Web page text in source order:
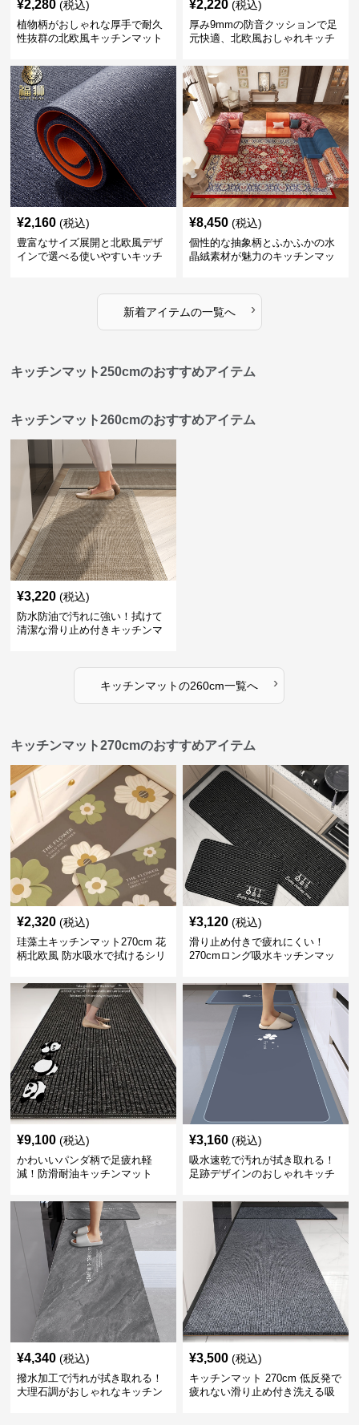
¥2,280 (税込)
植物柄がおしゃれな厚手で耐久
性抜群の北欧風キッチンマット
¥2,220 (税込)
厚み9mmの防音クッションで足
元快適、北欧風おしゃれキッチ
¥2,160 (税込)
豊富なサイズ展開と北欧風デザ
インで選べる使いやすいキッチ
¥8,450 (税込)
個性的な抽象柄とふかふかの水
晶絨素材が魅力のキッチンマッ
新着アイテムの一覧へ ›
キッチンマット250cmのおすすめアイテム
キッチンマット260cmのおすすめアイテム
¥3,220 (税込)
防水防油で汚れに強い！拭けて
清潔な滑り止め付きキッチンマ
キッチンマットの260cm一覧へ ›
キッチンマット270cmのおすすめアイテム
¥2,320 (税込)
珪藻土キッチンマット270cm 花
柄北欧風 防水吸水で拭けるシリ
¥3,120 (税込)
滑り止め付きで疲れにくい！
270cmロング吸水キッチンマッ
¥9,100 (税込)
かわいいパンダ柄で足疲れ軽
減！防滑耐油キッチンマット
¥3,160 (税込)
吸水速乾で汚れが拭き取れる！
足跡デザインのおしゃれキッチ
¥4,340 (税込)
撥水加工で汚れが拭き取れる！
大理石調がおしゃれなキッチン
¥3,500 (税込)
キッチンマット 270cm 低反発で
疲れない滑り止め付き洗える吸